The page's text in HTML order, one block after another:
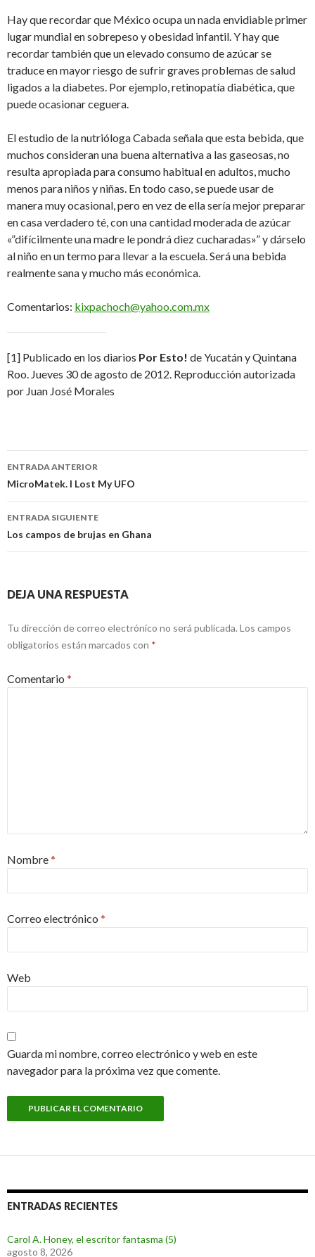
Hay que recordar que México ocupa un nada envidiable primer
lugar mundial en sobrepeso y obesidad infantil. Y hay que
recordar también que un elevado consumo de azúcar se
traduce en mayor riesgo de sufrir graves problemas de salud
ligados a la diabetes. Por ejemplo, retinopatía diabética, que
puede ocasionar ceguera.
El estudio de la nutrióloga Cabada señala que esta bebida, que
muchos consideran una buena alternativa a las gaseosas, no
resulta apropiada para consumo habitual en adultos, mucho
menos para niños y niñas. En todo caso, se puede usar de
manera muy ocasional, pero en vez de ella sería mejor preparar
en casa verdadero té, con una cantidad moderada de azúcar
«”difícilmente una madre le pondrá diez cucharadas»” y dárselo
al niño en un termo para llevar a la escuela. Será una bebida
realmente sana y mucho más económica.
Comentarios: kixpachoch@yahoo.com.mx
[1] Publicado en los diarios Por Esto! de Yucatán y Quintana
Roo. Jueves 30 de agosto de 2012. Reproducción autorizada
por Juan José Morales
Navegación
de
entradas
ENTRADA ANTERIOR
MicroMatek. I Lost My UFO
ENTRADA SIGUIENTE
Los campos de brujas en Ghana
DEJA UNA RESPUESTA
Tu dirección de correo electrónico no será publicada. Los campos
obligatorios están marcados con *
Comentario *
Nombre*
Correo electrónico *
Web
Guarda mi nombre, correo electrónico y web en este
navegador para la próxima vez que comente.
ENTRADAS RECIENTES
Carol A. Honey, el escritor fantasma (5)
agosto 8, 2026